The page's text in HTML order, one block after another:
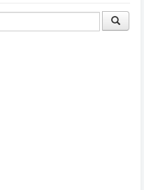
Музыка из сериалов